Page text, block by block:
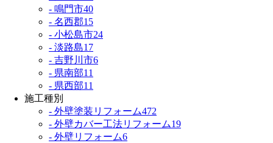
- 鳴門市40
- 名西郡15
- 小松島市24
- 淡路島17
- 吉野川市6
- 県南部11
- 県西部11
施工種別
- 外壁塗装リフォーム472
- 外壁カバー工法リフォーム19
- 外壁リフォーム6